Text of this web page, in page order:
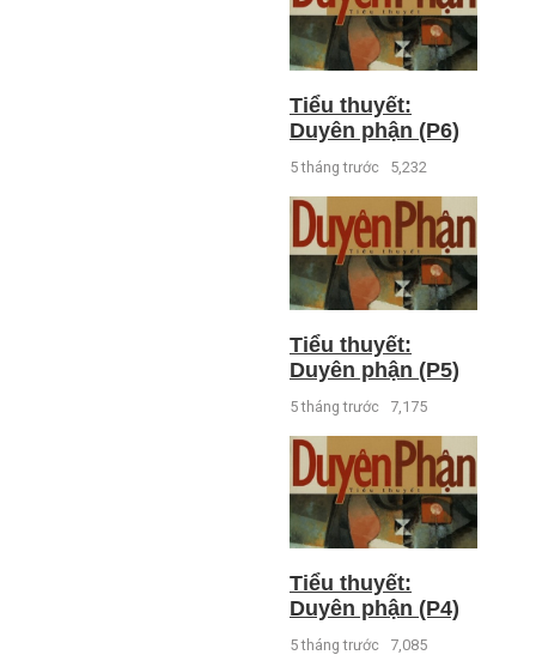
Tiểu thuyết:
Duyên phận (P6)
5 tháng trước 5,232
Tiểu thuyết:
Duyên phận (P5)
5 tháng trước 7,175
Tiểu thuyết:
Duyên phận (P4)
5 tháng trước 7,085